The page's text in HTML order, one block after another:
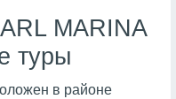
MARINA
туры
в районе